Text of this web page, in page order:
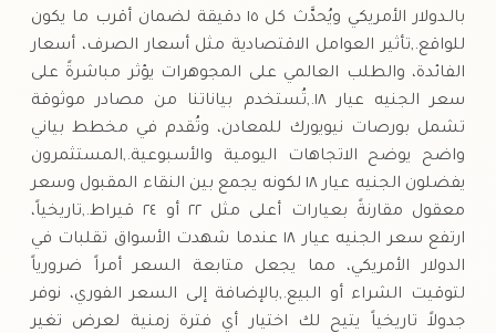
بالـدولار الأمريكي ويُحدَّث كل ١٥ دقيقة لضمان أقرب ما يكون
للواقع.,تأثير العوامل الاقتصادية مثل أسعار الصرف، أسعار
الفائدة، والطلب العالمي على المجوهرات يؤثر مباشرةً على
سعر الجنيه عيار ١٨.,تُستخدم بياناتنا من مصادر موثوقة
تشمل بورصات نيويورك للمعادن، وتُقدم في مخطط بياني
واضح يوضح الاتجاهات اليومية والأسبوعية.,المستثمرون
يفضلون الجنيه عيار ١٨ لكونه يجمع بين النقاء المقبول وسعر
معقول مقارنةً بعيارات أعلى مثل ٢٢ أو ٢٤ قيراط.,تاريخياً،
ارتفع سعر الجنيه عيار ١٨ عندما شهدت الأسواق تقلبات في
الدولار الأمريكي، مما يجعل متابعة السعر أمراً ضرورياً
لتوقيت الشراء أو البيع.,بالإضافة إلى السعر الفوري، نوفر
جدولاً تاريخياً يتيح لك اختيار أي فترة زمنية لعرض تغير